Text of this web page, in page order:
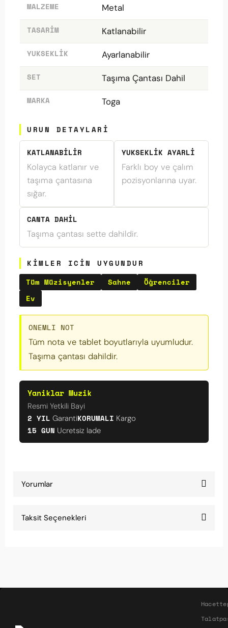
MALZEME Metal
TASARIM Katlanabilir
YUKSEKLIK Ayarlanabilir
SET Taşıma Çantası Dahil
MARKA Toga
URUN DETAYLARI
KATLANABILIR
Kolayca katlanır ve
taşıma çantasına
sığar.
YUKSEKLIK AYARLI
Farklı boy ve çalım
pozisyonlarına uyar.
CANTA DAHIL
Taşıma çantası sette dahildir.
KIMLER ICIN UYGUNDUR
Tüm Müzisyenler
Sahne
Öğrenciler
Ev
ONEMLI NOT
Tüm nota ve tablet boyutlarıyla uyumludur.
Taşıma çantası dahildir.
Yaniklar Muzik
Resmi Yetkili Bayi
2 YIL GarantiKORUMALI Kargo
15 GUN Ucretsiz Iade
Yorumlar
Taksit Seçenekleri